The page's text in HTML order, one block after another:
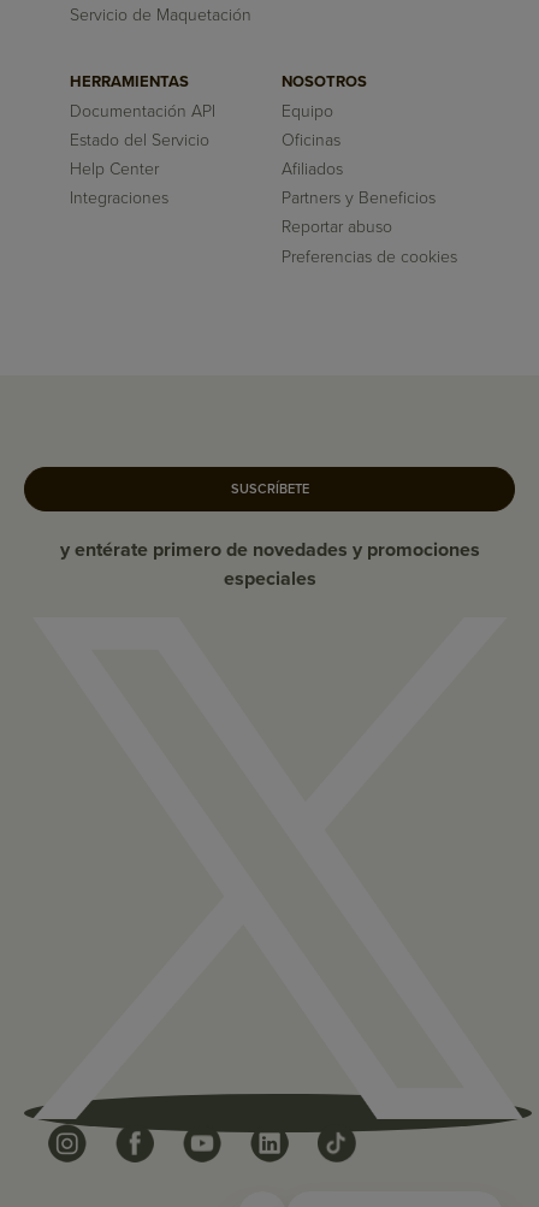
Servicio de Maquetación
HERRAMIENTAS
Documentación API
Estado del Servicio
Help Center
Integraciones
NOSOTROS
Equipo
Oficinas
Afiliados
Partners y Beneficios
Reportar abuso
Preferencias de cookies
SUSCRÍBETE
y entérate primero de novedades y promociones
especiales